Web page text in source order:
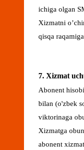
ichiga olgan
Xizmatni
qisqa
7. Xizmat
Abonent
bilan (o'zbek
viktorinaga
Xizmatga
abonent